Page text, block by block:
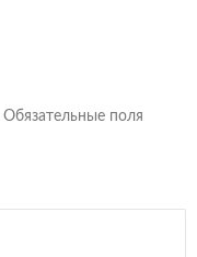
Обязательные поля